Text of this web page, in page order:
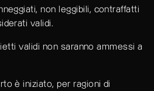
non leggibili, contraffatti
validi.
validi non saranno ammessi a
è iniziato, per ragioni di